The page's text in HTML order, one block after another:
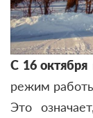
С 16 октября
режим
Это